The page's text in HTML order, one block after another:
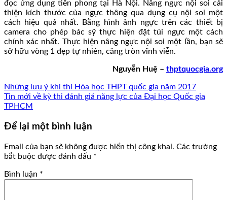
đọc ứng dụng tiên phong tại Hà Nội. Nâng ngực nội soi cải
thiện kích thước của ngực thông qua dụng cụ nội soi một
cách hiệu quả nhất. Bằng hình ảnh ngực trên các thiết bị
camera cho phép bác sỹ thực hiện đặt túi ngực một cách
chính xác nhất. Thực hiện nâng ngực nội soi một lần, bạn sẽ
sở hữu vòng 1 đẹp tự nhiên, căng tròn vĩnh viễn.
Nguyễn Huệ – thptquocgia.org
Những lưu ý khi thi Hóa học THPT quốc gia năm 2017
Tin mới về kỳ thi đánh giá năng lực của Đại học Quốc gia
TPHCM
Để lại một bình luận
Email của bạn sẽ không được hiển thị công khai. Các trường
bắt buộc được đánh dấu *
Bình luận *